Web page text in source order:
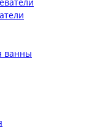
ванны